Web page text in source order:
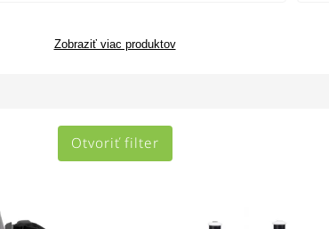
Zobraziť viac produktov
Otvoriť filter